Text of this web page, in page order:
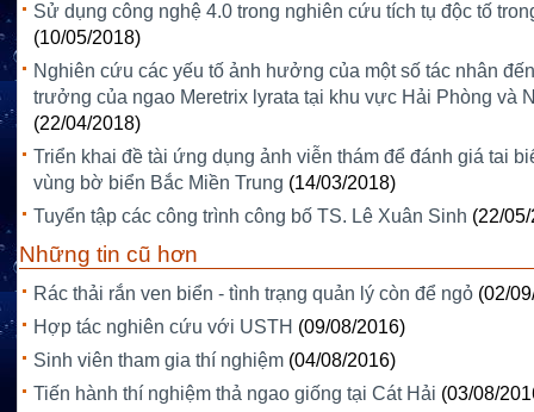
Sử dụng công nghệ 4.0 trong nghiên cứu tích tụ độc tố
(10/05/2018)
Nghiên cứu các yếu tố ảnh hưởng của một số tác nhân
trưởng của ngao Meretrix lyrata tại khu vực Hải Phòng và
(22/04/2018)
Triển khai đề tài ứng dụng ảnh viễn thám để đánh giá tai
vùng bờ biển Bắc Miền Trung (14/03/2018)
Tuyển tập các công trình công bố TS. Lê Xuân Sinh (22/
Những tin cũ hơn
Rác thải rắn ven biển - tình trạng quản lý còn để ngỏ (02/
Hợp tác nghiên cứu với USTH (09/08/2016)
Sinh viên tham gia thí nghiệm (04/08/2016)
Tiến hành thí nghiệm thả ngao giống tại Cát Hải (03/08/